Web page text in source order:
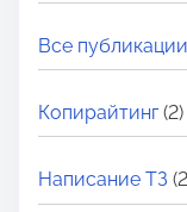
Все публикации
Копирайтинг(2)
Написание ТЗ